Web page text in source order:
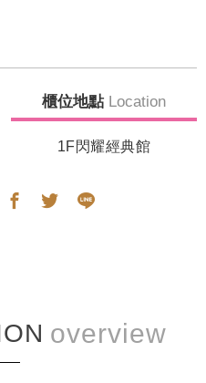
櫃位地點 Location
1F閃耀經典館